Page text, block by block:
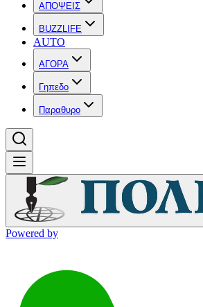
ΑΠΟΨΕΙΣ
BUZZLIFE
AUTO
ΑΓΟΡΑ
Γηπεδο
Παραθυρο
Powered by